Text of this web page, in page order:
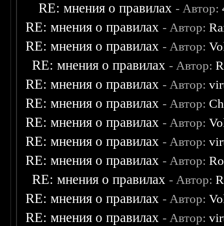
RE: мнения о правилах - Автор:
RE: мнения о правилах - Автор:
RE: мнения о правилах - Автор:
RE: мнения о правилах - Автор:
RE: мнения о правилах - Автор:
RE: мнения о правилах - Автор:
RE: мнения о правилах - Автор:
RE: мнения о правилах - Автор:
RE: мнения о правилах - Автор:
RE: мнения о правилах - Автор:
RE: мнения о правилах - Автор:
RE: мнения о правилах - Автор: